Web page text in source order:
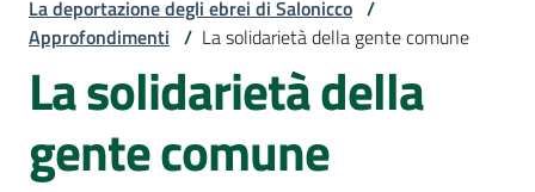
aperte
in
Assemblea
Mostre
itineranti
La deportazione degli ebrei di Salonicco /
Approfondimenti / La solidarietà della gente comune
La solidarietà della
gente comune